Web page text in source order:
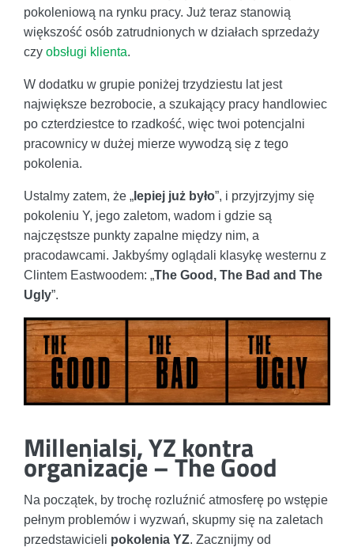
pokoleniową na rynku pracy. Już teraz stanowią
większość osób zatrudnionych w działach sprzedaży
czy obsługi klienta.
W dodatku w grupie poniżej trzydziestu lat jest
największe bezrobocie, a szukający pracy handlowiec
po czterdziestce to rzadkość, więc twoi potencjalni
pracownicy w dużej mierze wywodzą się z tego
pokolenia.
Ustalmy zatem, że „ lepiej już było”, i przyjrzyjmy się
pokoleniu Y, jego zaletom, wadom i gdzie są
najczęstsze punkty zapalne między nim, a
pracodawcami. Jakbyśmy oglądali klasykę westernu z
Clintem Eastwoodem: „The Good, The Bad and The
Ugly”.
Millenialsi, YZ kontra
organizacje – The Good
Na początek, by trochę rozluźnić atmosferę po wstępie
pełnym problemów i wyzwań, skupmy się na zaletach
przedstawicieli pokolenia YZ. Zacznijmy od